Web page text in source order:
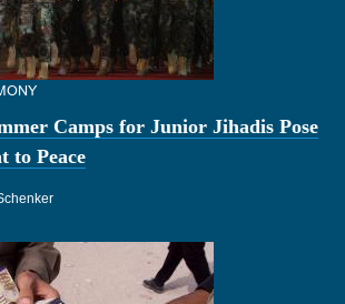
Camps for Junior Jihadis Pose
to Peace